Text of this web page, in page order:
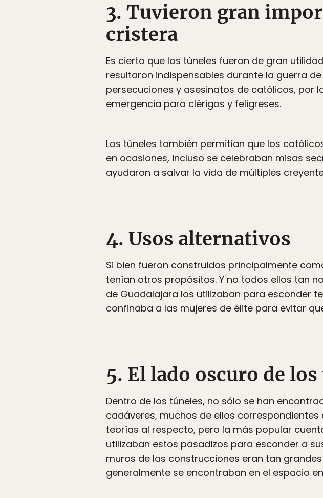
3. Tuvieron gran
cristera
Es cierto que los túneles fueron de gran
resultaron indispensables durante la guerra
persecuciones y asesinatos de católicos, por
emergencia para clérigos y feligreses.
Los túneles también permitían que los
en ocasiones, incluso se celebraban misas
ayudaron a salvar la vida de múltiples
4. Usos alternativos
Si bien fueron construidos principalmente
tenían otros propósitos. Y no todos ellos tan
de Guadalajara los utilizaban para esconder
confinaba a las mujeres de élite para evitar
5. El lado oscuro de
Dentro de los túneles, no sólo se han
cadáveres, muchos de ellos
teorías al respecto, pero la más popular
utilizaban estos pasadizos para esconder a
muros de las construcciones eran tan
generalmente se encontraban en el espacio